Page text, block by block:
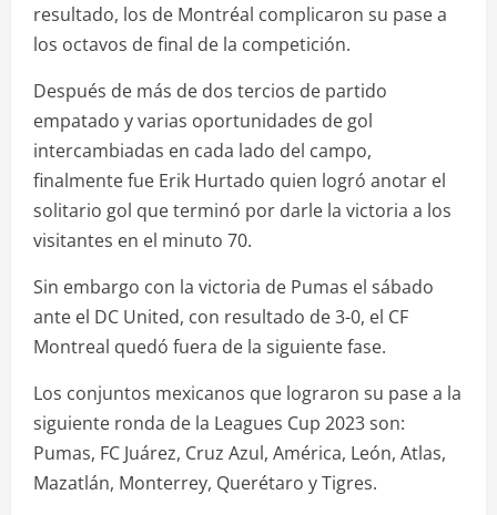
resultado, los de Montréal complicaron su pase a
los octavos de final de la competición.
Después de más de dos tercios de partido
empatado y varias oportunidades de gol
intercambiadas en cada lado del campo,
finalmente fue Erik Hurtado quien logró anotar el
solitario gol que terminó por darle la victoria a los
visitantes en el minuto 70.
Sin embargo con la victoria de Pumas el sábado
ante el DC United, con resultado de 3-0, el CF
Montreal quedó fuera de la siguiente fase.
Los conjuntos mexicanos que lograron su pase a la
siguiente ronda de la Leagues Cup 2023 son:
Pumas, FC Juárez, Cruz Azul, América, León, Atlas,
Mazatlán, Monterrey, Querétaro y Tigres.